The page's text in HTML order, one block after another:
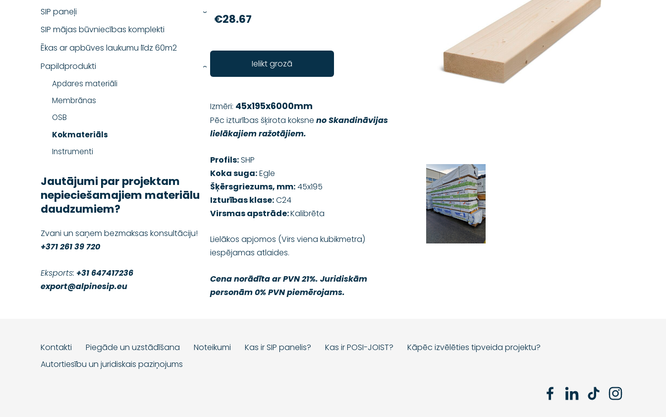
SIP paneļi
›
SIP mājas būvniecības komplekti
Ēkas ar apbūves laukumu līdz 60m2
Papildprodukti
Apdares materiāli
Membrānas
OSB
Kokmateriāls
Instrumenti
›
Jautājumi par projektam
nepieciešamajiem materiālu
daudzumiem?
Zvani un saņem bezmaksas konsultāciju!
+371 261 39 720
Eksports: +31 647417236
export@alpinesip.eu
€28.67
Ielikt grozā
Izmēri: 45x195x6000mm
Pēc izturības šķirota koksneno Skandināvijas
lielākajiem ražotājiem.
Profils:SHP
Koka suga:Egle
Šķērsgriezums, mm:45x195
Izturības klase:C24
Virsmas apstrāde:Kalibrēta
Lielākos apjomos (Virs viena kubikmetra)
iespējamas atlaides.
Cena norādīta ar PVN 21%. Juridiskām
personām 0% PVN piemērojams.
Kontakti Piegāde un uzstādīšana Noteikumi Kas ir SIP panelis? Kas ir POSI-JOIST?
Kāpēc izvēlēties tipveida projektu?
Autortiesību un juridiskais paziņojums